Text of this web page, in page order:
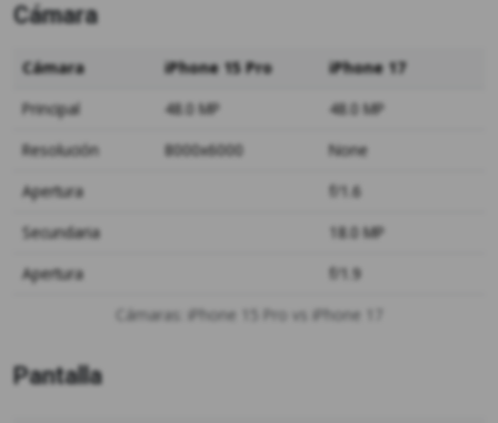
Cámara
Cámaras: iPhone 15 Pro vs iPhone 17
Cámara iPhone 15 Pro
iPhone 17
Principal
48.0 MP
48.0 MP
Resolución
8000x6000
None
Apertura
f/1.6
Secundaria
18.0 MP
Apertura
f/1.9
Pantalla